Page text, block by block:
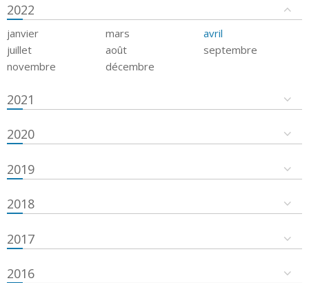
2022
janvier mars
avril
juillet
août
septembre
novembre
décembre
2021
2020
2019
2018
2017
2016